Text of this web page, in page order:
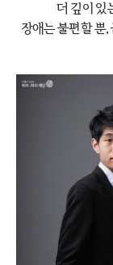
더 깊이 있
장애는 불편할 뿐